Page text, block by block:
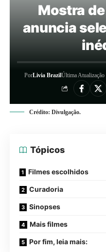
Mostra
anuncia
PorLivia BrazilÚltima Atualização
Crédito: Divulgação.
Tópicos
Filmes escolhidos
Curadoria
Sinopses
Mais filmes
Por fim, leia mais: